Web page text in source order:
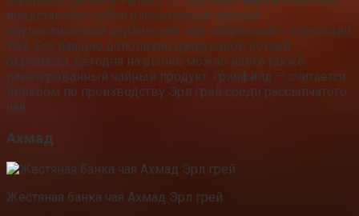
представляет собой рассыпчатый черный
крупнолистовой цейлонский чай, собранный с плантаций
Ува. Его изящно дополнили цитрусовой ноткой
бергамота. Сегодня на рынке можно найти также
пакетированный чайный продукт. Гринфилд — считается
лидером по производству Эрл грей среди рассыпчатого
чая.
Ахмад
Жестяная банка чая Ахмад Эрл грей